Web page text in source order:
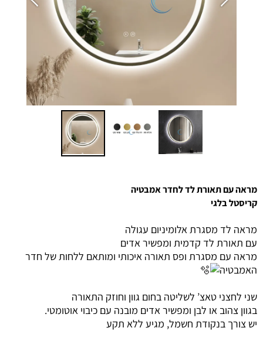
מראה עם תאורת לד לחדר אמבטיה
קריסטל בלגי
מראה לד מסגרת אלומיניום עגולה
עם תאורת לד קדמית ומפשיר אדים
מראה עם מסגרת ופס תאורה איכותי ומותאם ללחות של חדר
האמבטיה
שני לחצני טאצ’ לשליטה בחום גוון וחוזק התאורה
בגוון צהוב או לבן ומפשיר אדים מובנה עם כיבוי אוטומטי.
יש צורך בנקודת חשמל, מגיע ללא תקע